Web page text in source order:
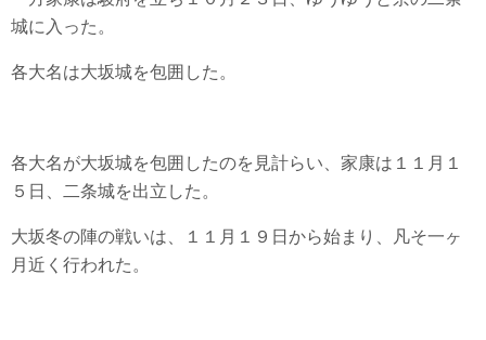
城に入った。
各大名は大坂城を包囲した。
各大名が大坂城を包囲したのを見計らい、家康は１１月１
５日、二条城を出立した。
大坂冬の陣の戦いは、１１月１９日から始まり、凡そ一ヶ
月近く行われた。